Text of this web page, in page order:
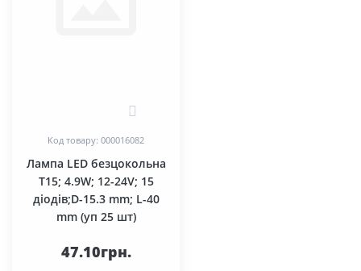
Код товару: 000016082
Лампа LED безцокольна
T15; 4.9W; 12-24V; 15
діодів;D-15.3 mm; L-40
mm (уп 25 шт)
47.10грн.